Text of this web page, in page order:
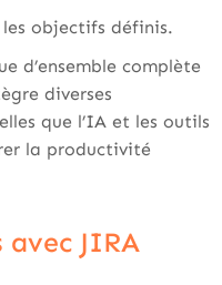
les objectifs définis.
d’ensemble complète
diverses
que l’IA et les outils
la productivité
JIRA